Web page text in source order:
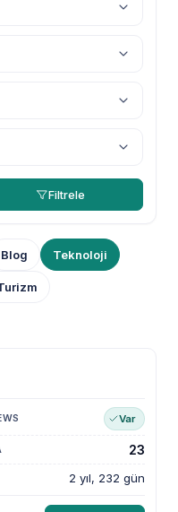
Filtrele
Blog Teknoloji
Var
2 yıl, 232 gün
23